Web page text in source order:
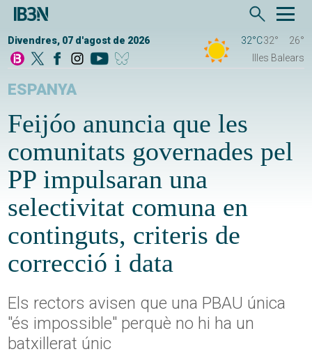
Divendres, 07 d'agost de 2026 32°C32°
26°
Illes Balears
ESPANYA
Feijóo anuncia que les
comunitats governades pel
PP impulsaran una
selectivitat comuna en
continguts, criteris de
correcció i data
Els rectors avisen que una PBAU única
"és impossible" perquè no hi ha un
batxillerat únic